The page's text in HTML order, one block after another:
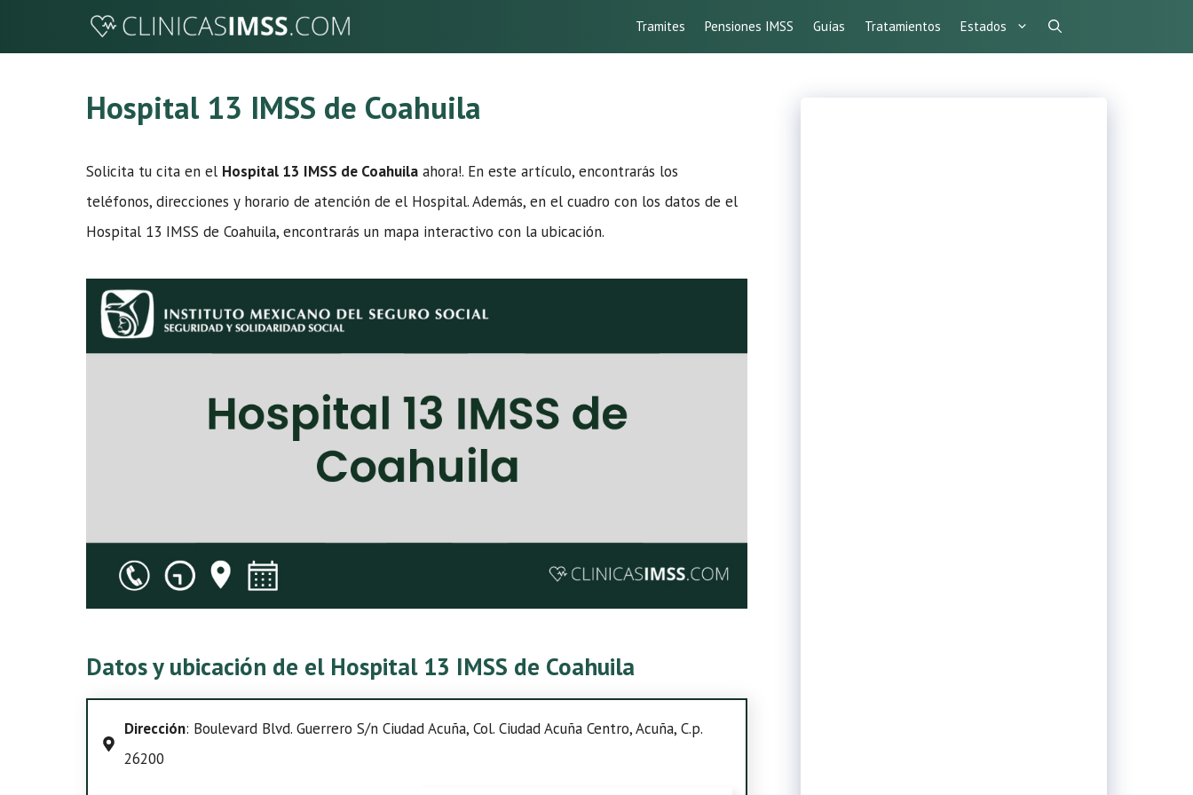
Tramites Pensiones IMSS Guías Tratamientos Estados
Hospital 13 IMSS de Coahuila
Solicita tu cita en el Hospital 13 IMSS de Coahuila ahora!. En este artículo, encontrarás los
teléfonos, direcciones y horario de atención de el Hospital. Además, en el cuadro con los datos de el
Hospital 13 IMSS de Coahuila, encontrarás un mapa interactivo con la ubicación.
Datos y ubicación de el Hospital 13 IMSS de Coahuila
Dirección: Boulevard Blvd. Guerrero S/n Ciudad Acuña, Col. Ciudad Acuña Centro, Acuña, C.p.
26200